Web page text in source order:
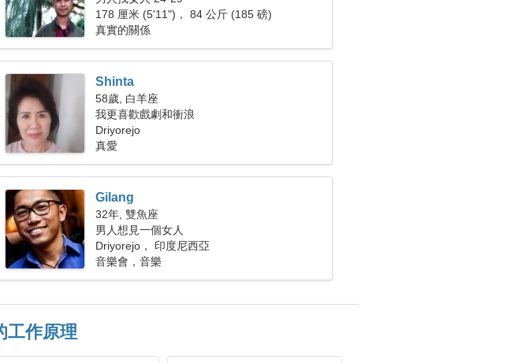
178 厘米 (5'11")， 84 公斤 (185 磅)
真實的關係
Shinta
58歲, 白羊座
我更喜歡戲劇和衝浪
Driyorejo
真愛
Gilang
32年, 雙魚座
男人想見一個女人
Driyorejo， 印度尼西亞
音樂會，音樂
工作原理